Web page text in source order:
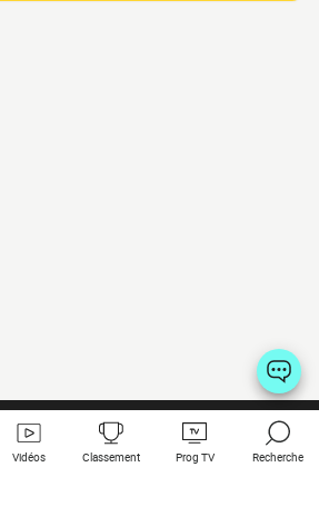
Vidéos Classement Prog TV Recherche